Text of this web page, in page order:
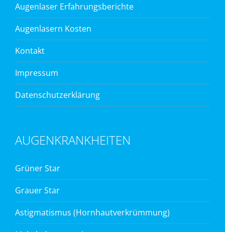
Augenlaser Erfahrungsberichte
Augenlasern Kosten
Kontakt
Impressum
Datenschutzerklärung
AUGENKRANKHEITEN
Grüner Star
Grauer Star
Astigmatismus (Hornhautverkrümmung)